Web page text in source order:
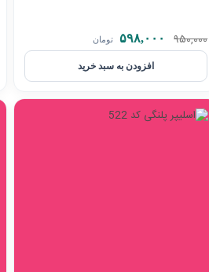
۹۵۰,۰۰۰ ۵۹۸,۰۰۰ تومان
افزودن به سبد خرید